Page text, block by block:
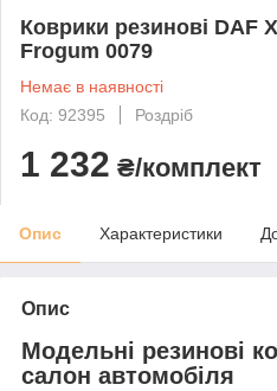
Коврики резинові DAF
Frogum 0079
Немає в наявності
Код: 92395
Роздріб
1 232 ₴/комплект
Опис Характеристики
Опис
Модельні резинові
салон автомобіля